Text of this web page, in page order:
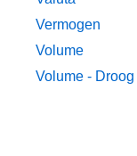
Vermogen
Volume
Volume - Droog